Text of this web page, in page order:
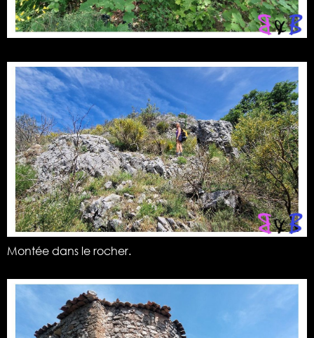
Montée dans le rocher.